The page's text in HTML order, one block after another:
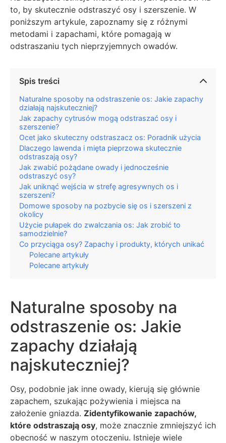
to, by skutecznie odstraszyć osy i szerszenie. W
poniższym artykule, zapoznamy się z różnymi
metodami i zapachami, które pomagają w
odstraszaniu tych nieprzyjemnych owadów.
Spis treści
Naturalne sposoby na odstraszenie os: Jakie zapachy
działają najskuteczniej?
Jak zapachy cytrusów mogą odstraszać osy i
szerszenie?
Ocet jako skuteczny odstraszacz os: Poradnik użycia
Dlaczego lawenda i mięta pieprzowa skutecznie
odstraszają osy?
Jak zwabić pożądane owady i jednocześnie
odstraszyć osy?
Jak uniknąć wejścia w strefę agresywnych os i
szerszeni?
Domowe sposoby na pozbycie się os i szerszeni z
okolicy
Użycie pułapek do zwalczania os: Jak zrobić to
samodzielnie?
Co przyciąga osy? Zapachy i produkty, których unikać
Polecane artykuły
Polecane artykuły
Naturalne sposoby na
odstraszenie os: Jakie
zapachy działają
najskuteczniej?
Osy, podobnie jak inne owady, kierują się głównie
zapachem, szukając pożywienia i miejsca na
założenie gniazda. Zidentyfikowanie zapachów,
które odstraszają osy, może znacznie zmniejszyć ich
obecność w naszym otoczeniu. Istnieje wiele